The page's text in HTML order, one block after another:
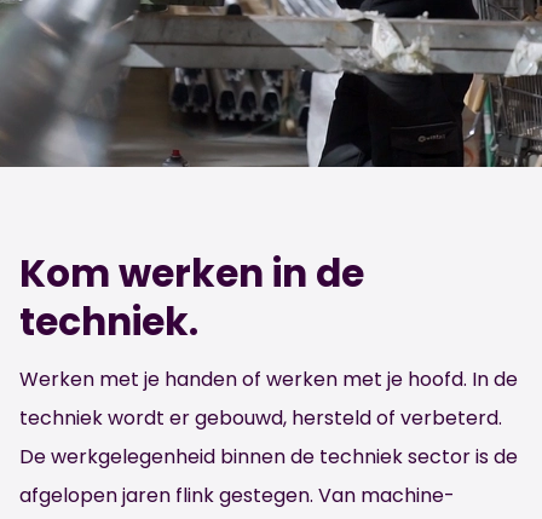
Kom werken in de
techniek.
Werken met je handen of werken met je hoofd. In de
techniek wordt er gebouwd, hersteld of verbeterd.
De werkgelegenheid binnen de techniek sector is de
afgelopen jaren flink gestegen. Van machine-